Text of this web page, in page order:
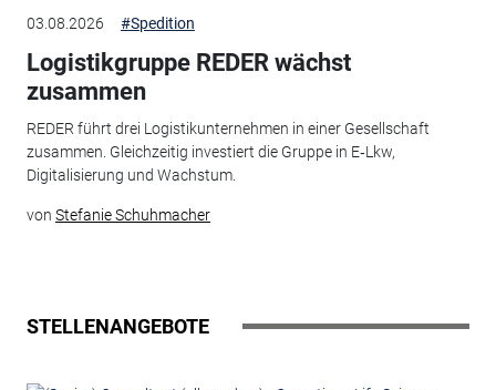
03.08.2026 #Spedition
Logistikgruppe REDER wächst
zusammen
REDER führt drei Logistikunternehmen in einer Gesellschaft
zusammen. Gleichzeitig investiert die Gruppe in E‑Lkw,
Digitalisierung und Wachstum.
von Stefanie Schuhmacher
STELLENANGEBOTE